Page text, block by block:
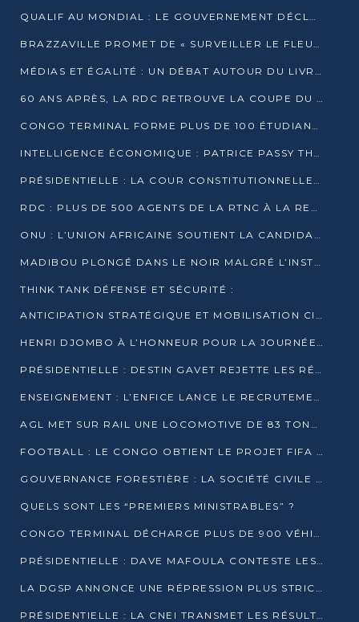
QUALIF AU MONDIAL : LE GOUVERNEMENT DÉCLARE LA JOURNÉE DU 1ER AVRIL 2026 CHÔMÉE ET PAYÉE
BRAZZAVILLE PROMET DE « SURVEILLER LE FLEUVE » APRÈS LA QUALIFICATION DE LA RDC AU MONDIAL
MÉDIAS ET ÉGALITÉ : UN DÉBAT AUTOUR DU LIVRE « CES FEMMES QUI REPRENNENT LE POUVOIR SUR LEUR VIE »
60 ANS APRÈS, LA RDC RETROUVE LA COUPE DU MONDE
CONGO TERMINAL FORME PLUS DE 100 ÉTUDIANTS AUX TECHNIQUES D’EMBAUCHE
INTELLIGENCE ÉCONOMIQUE : PATRICE PASSY THÉORISE UNE STRATÉGIE ADAPTÉE AUX CONTEXTES FRAGMENTÉS
PRÉSIDENTIELLE : LA COUR CONSTITUTIONNELLE CONFIRME LA VICTOIRE DE SASSOU NGUESSO AVEC 94,90 % DES SUFFRAGES
RDC : PLUS DE 500 AGENTS DE LA RTNC À LA RETRAITE, UNE PAGE SE TOURNE
ONU : L’UNION AFRICAINE SOUTIENT LA CANDIDATURE DE MACKY SALL
MADIBOU PLONGÉ DANS LE NOIR MALGRÉ L’INSTALLATION D’UN NOUVEAU TRANSFORMATEUR
THINK TANK DÉFENSE ET SÉCURITÉ :
ANTICIPATION STRATÉGIQUE ET MOBILISATION CITOYENNE POUR NOTRE SOUVERAINETÉ NATIONALE
HENRI DJOMBO À L’HONNEUR POUR LA JOURNÉE MONDIALE DU THÉÂTRE
PRÉSIDENTIELLE : DESTIN GAVET REJETTE LES RÉSULTATS ET APPELLE À UN DIALOGUE NATIONAL
ENSEIGNEMENT : L’ENFICE LANCE LE RECRUTEMENT DE SA PREMIÈRE PROMOTION DE PROFESSEURS DES ÉCOLES
AGL MET SUR RAIL UNE LOCOMOTIVE DE 83 TONNES À POINTE-NOIRE
FOOTBALL : LE CONGO OBTIENT LE PROJET FIFA ARENA POUR SES 15 DÉPARTEMENTS
GOUVERNANCE FORESTIÈRE : LA SOCIÉTÉ CIVILE CONGOLAISE AFFICHE SES PRIORITÉS POUR 2026
QUELS SONT LES “PREMIERS MINISTRABLES” ?
CONGO TERMINAL DÉCHARGE PLUS DE 900 VÉHICULES EN QUELQUES HEURES
PRÉSIDENTIELLE : DAVE MAFOULA CONTESTE LES RÉSULTATS PROVISOIRES
LA DGSP ANNONCE UNE RÉPRESSION PLUS STRICTE CONTRE LES MOTO-TAXIS
PRÉSIDENTIELLE : LA CNEI TRANSMET LES RÉSULTATS PROVISOIRES À LA COUR CONSTITUTIONNELLE